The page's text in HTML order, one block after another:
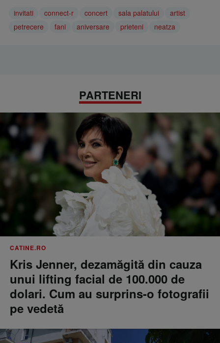
invitati
connect-r concert sala palatului
artist
petrecere
fani aniversare prieteni neatza
PARTENERI
CATINE.RO
Kris Jenner, dezamăgită din cauza
unui lifting facial de 100.000 de
dolari. Cum au surprins-o fotografii
pe vedetă